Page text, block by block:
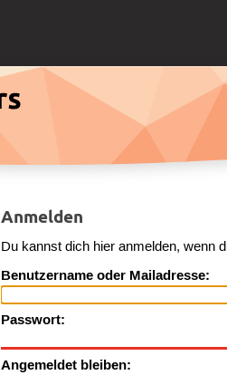
Anmelden
Du kannst dich hier anmelden, wenn
Benutzername oder Mailadresse:
Passwort:
Angemeldet bleiben: